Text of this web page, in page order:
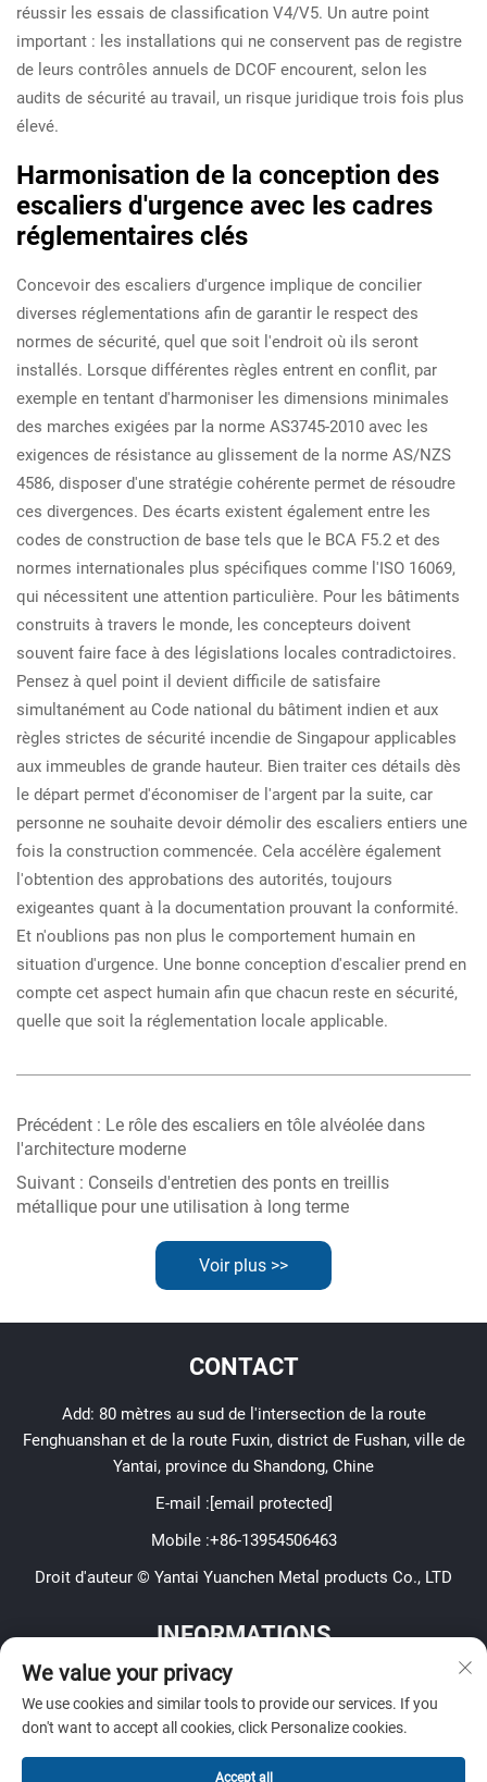
réussir les essais de classification V4/V5. Un autre point
important : les installations qui ne conservent pas de registre
de leurs contrôles annuels de DCOF encourent, selon les
audits de sécurité au travail, un risque juridique trois fois plus
élevé.
Harmonisation de la conception des
escaliers d'urgence avec les cadres
réglementaires clés
Concevoir des escaliers d'urgence implique de concilier
diverses réglementations afin de garantir le respect des
normes de sécurité, quel que soit l'endroit où ils seront
installés. Lorsque différentes règles entrent en conflit, par
exemple en tentant d'harmoniser les dimensions minimales
des marches exigées par la norme AS3745-2010 avec les
exigences de résistance au glissement de la norme AS/NZS
4586, disposer d'une stratégie cohérente permet de résoudre
ces divergences. Des écarts existent également entre les
codes de construction de base tels que le BCA F5.2 et des
normes internationales plus spécifiques comme l'ISO 16069,
qui nécessitent une attention particulière. Pour les bâtiments
construits à travers le monde, les concepteurs doivent
souvent faire face à des législations locales contradictoires.
Pensez à quel point il devient difficile de satisfaire
simultanément au Code national du bâtiment indien et aux
règles strictes de sécurité incendie de Singapour applicables
aux immeubles de grande hauteur. Bien traiter ces détails dès
le départ permet d'économiser de l'argent par la suite, car
personne ne souhaite devoir démolir des escaliers entiers une
fois la construction commencée. Cela accélère également
l'obtention des approbations des autorités, toujours
exigeantes quant à la documentation prouvant la conformité.
Et n'oublions pas non plus le comportement humain en
situation d'urgence. Une bonne conception d'escalier prend en
compte cet aspect humain afin que chacun reste en sécurité,
quelle que soit la réglementation locale applicable.
Précédent : Le rôle des escaliers en tôle alvéolée dans
l'architecture moderne
Suivant : Conseils d'entretien des ponts en treillis
métallique pour une utilisation à long terme
Voir plus >>
CONTACT
Add: 80 mètres au sud de l'intersection de la route
Fenghuanshan et de la route Fuxin, district de Fushan, ville de
Yantai, province du Shandong, Chine
E-mail :[email protected]
Mobile :+86-13954506463
Droit d'auteur © Yantai Yuanchen Metal products Co., LTD
INFORMATIONS
Inscrivez-vous pour recevoir notre newsletter hebdomadaire
We value your privacy
We use cookies and similar tools to provide our services. If you
don't want to accept all cookies, click Personalize cookies.
Accept all